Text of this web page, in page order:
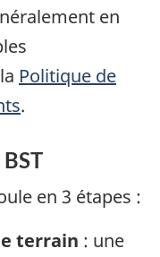
en
Politique de
.
en 3 étapes :
terrain : une